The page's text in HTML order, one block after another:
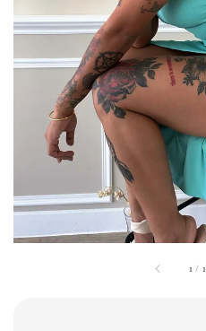
1 /